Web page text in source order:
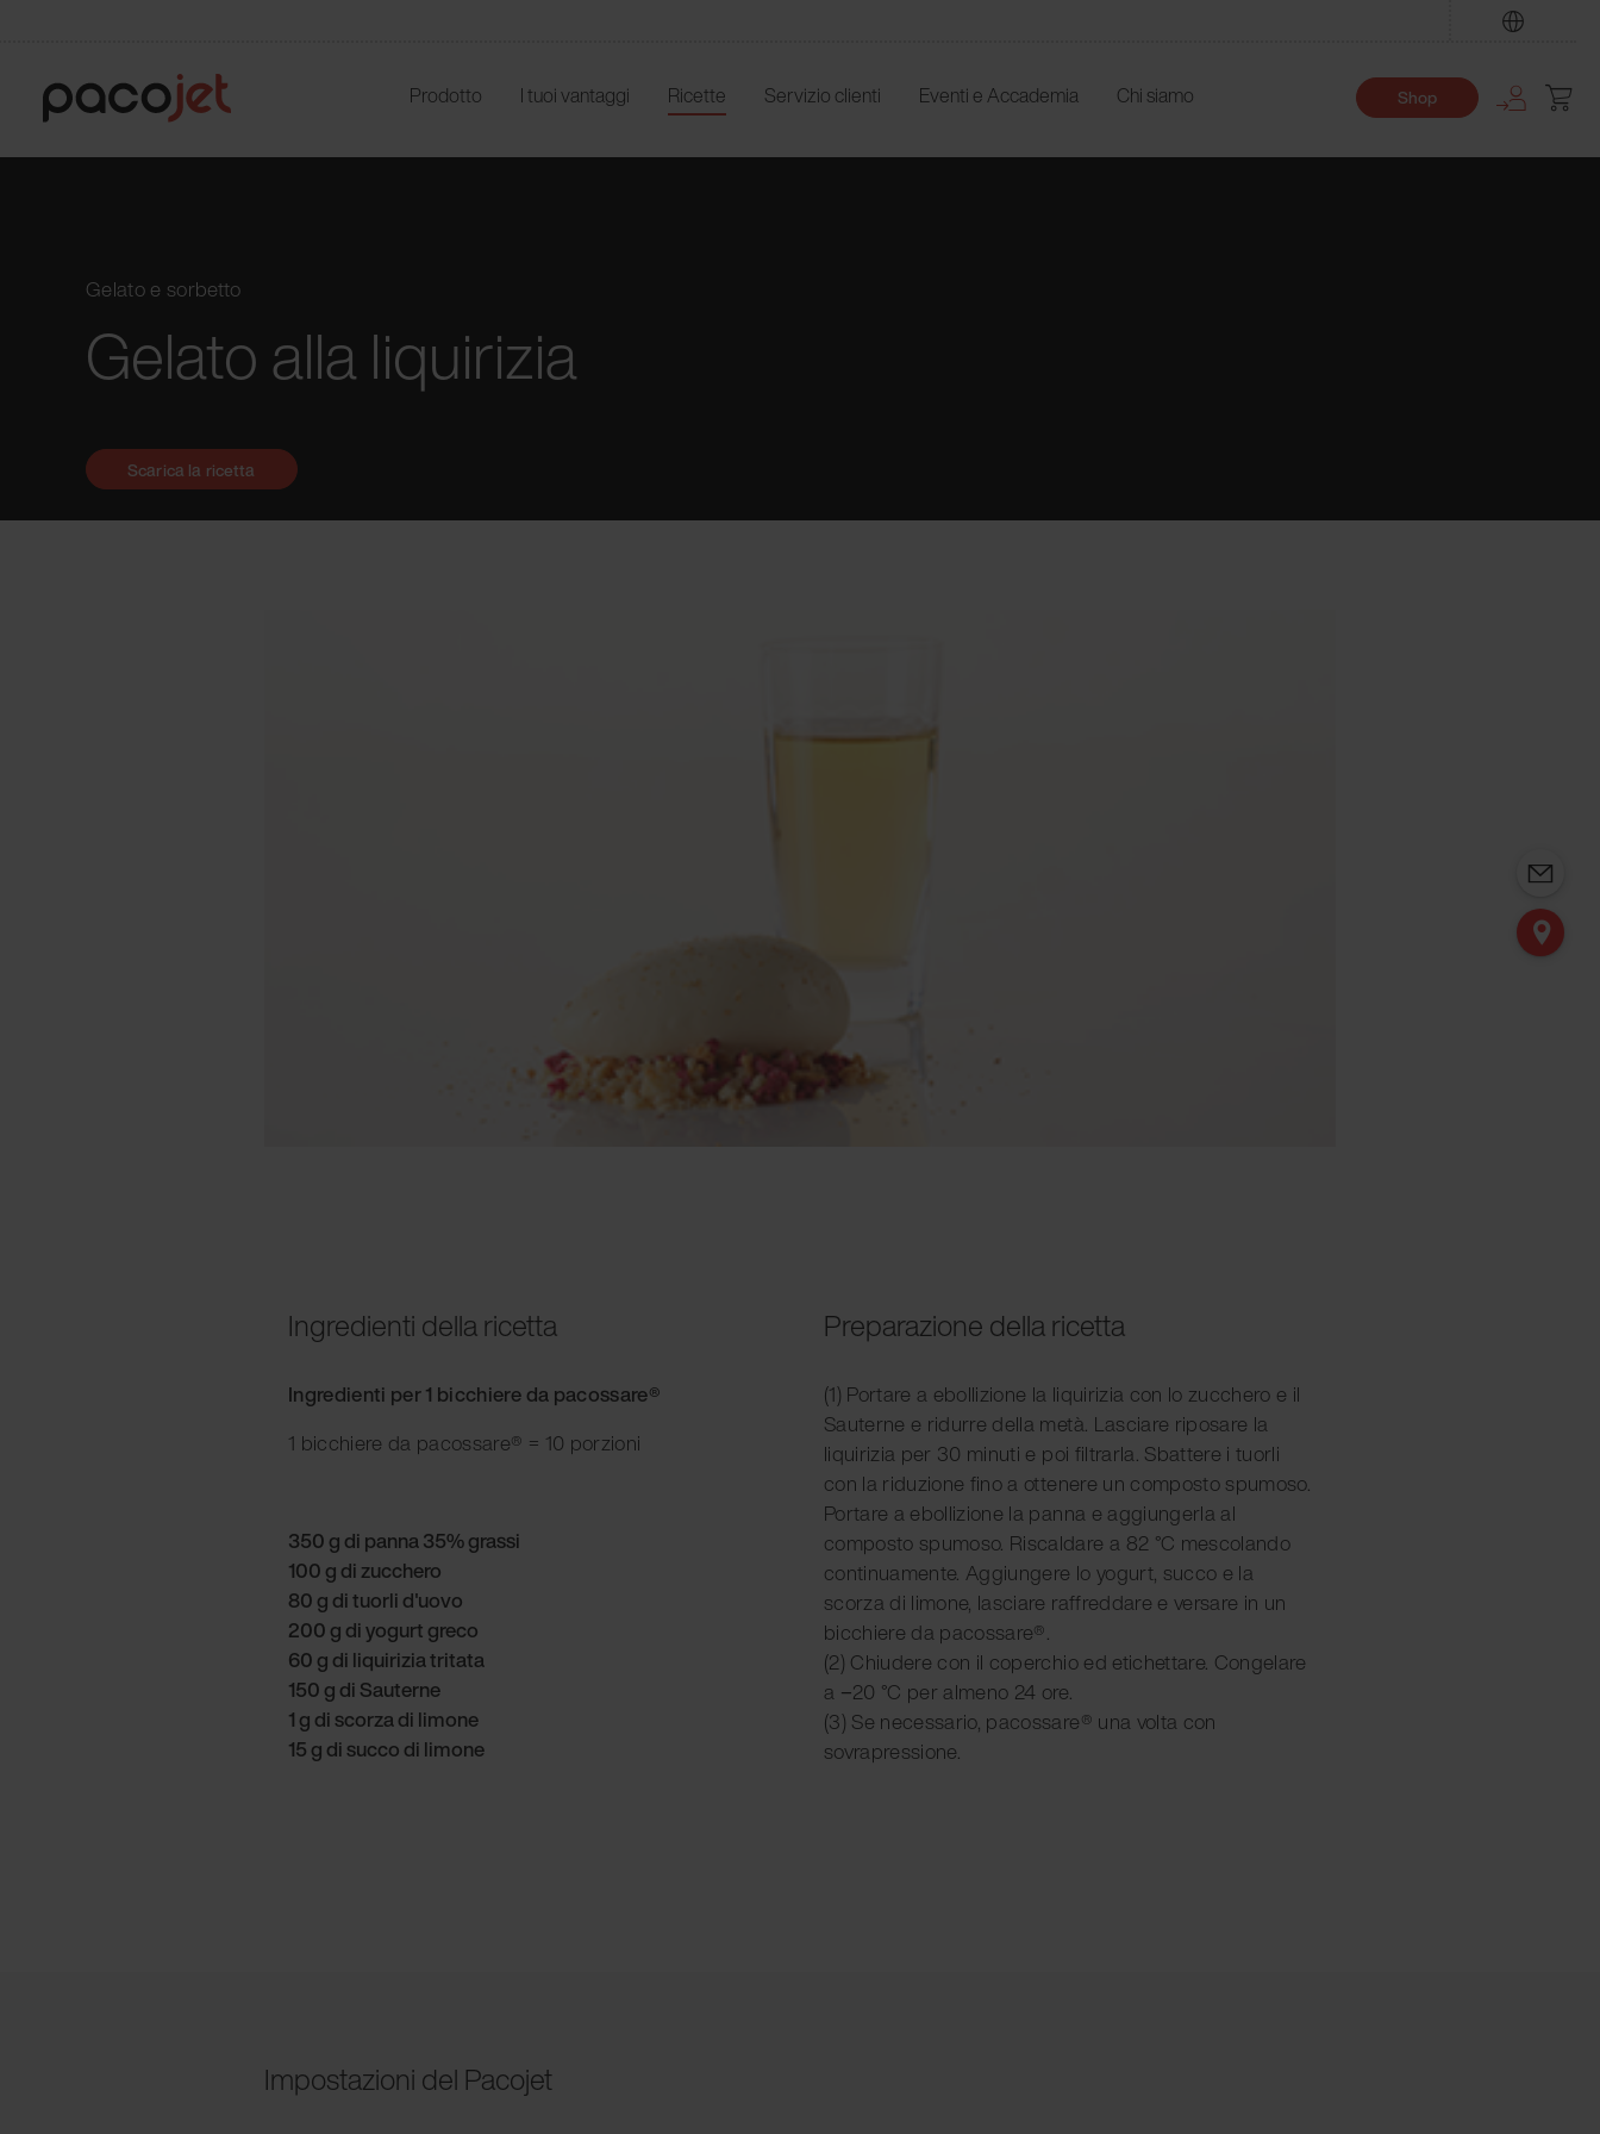
Prodotto I tuoi vantaggi Ricette Servizio clienti Eventi e Accademia Chi siamo Shop
Gelato e sorbetto
Gelato alla liquirizia
Ingredienti della ricetta
Ingredienti per 1 bicchiere da pacossare®
1 bicchiere da pacossare® = 10 porzioni
350 g di panna 35% grassi
100 g di zucchero
80 g di tuorli d'uovo
200 g di yogurt greco
60 g di liquirizia tritata
150 g di Sauterne
1 g di scorza di limone
15 g di succo di limone
Preparazione della ricetta
(1) Portare a ebollizione la liquirizia con lo zucchero e il
Sauterne e ridurre della metà. Lasciare riposare la
liquirizia per 30 minuti e poi filtrarla. Sbattere i tuorli
con la riduzione fino a ottenere un composto spumoso.
Portare a ebollizione la panna e aggiungerla al
composto spumoso. Riscaldare a 82 °C mescolando
continuamente. Aggiungere lo yogurt, succo e la
scorza di limone, lasciare raffreddare e versare in un
bicchiere da pacossare®.
(2) Chiudere con il coperchio ed etichettare. Congelare
a −20 °C per almeno 24 ore.
(3) Se necessario, pacossare® una volta con
sovrapressione.
Impostazioni del Pacojet
Scarica la ricetta